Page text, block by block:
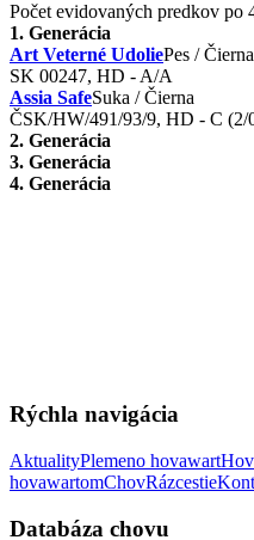
Počet evidovaných predkov po
1. Generácia
Art Veterné UdoliePes /
SK 00247, HD - A/A
Assia SafeSuka / Čierna
ČSK/HW/491/93/9, HD - C (2/
2. Generácia
3. Generácia
4. Generácia
Rýchla navigácia
AktualityPlemeno hovawart
hovawartomChovRázcestie
Databáza chovu